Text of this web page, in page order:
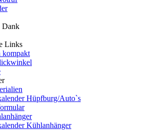
Dank
Links
kompakt
Hüpfburg/Auto`s
Kühlanhänger